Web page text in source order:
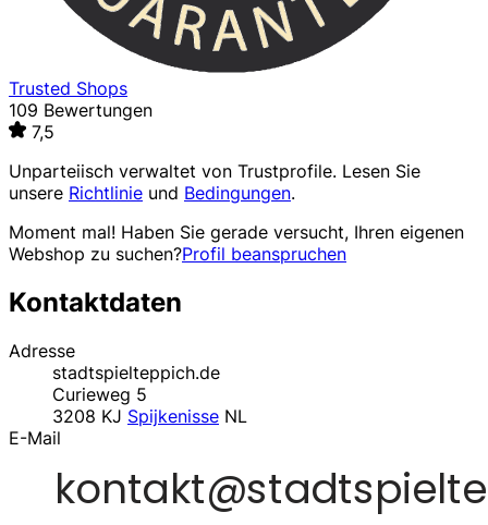
Trusted Shops
109 Bewertungen
7,5
Unparteiisch verwaltet von Trustprofile. Lesen Sie
unsere Richtlinie und Bedingungen.
Moment mal! Haben Sie gerade versucht, Ihren eigenen
Webshop zu suchen?Profil beanspruchen
Kontaktdaten
Adresse
stadtspielteppich.de
Curieweg 5
3208 KJ Spijkenisse NL
E-Mail